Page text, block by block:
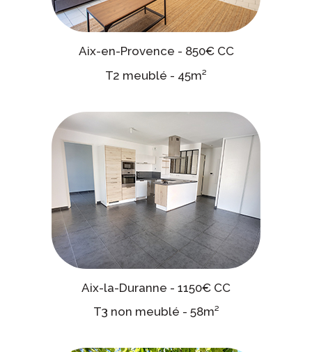
Aix-en-Provence - 850€ CC
T2 meublé - 45m²
Aix-la-Duranne - 1150€ CC
T3 non meublé - 58m²